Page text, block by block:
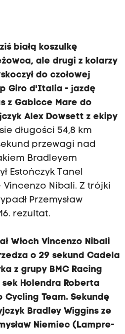
białą koszulkę
ale drugi z kolarzy
do czołowej
Giro d'Italia - jazdę
z Gabicce Mare do
Alex Dowsett z ekipy
długości 54,8 km
przewagi nad
Bradleyem
Estończyk Tanel
Nibali. Z trójki
Przemysław
rezultat.
Włoch Vincenzo Nibali
o 29 sekund Cadela
z grupy BMC Racing
sek Holendra Roberta
Cycling Team. Sekundę
Bradley Wiggins ze
Niemiec (Lampre-